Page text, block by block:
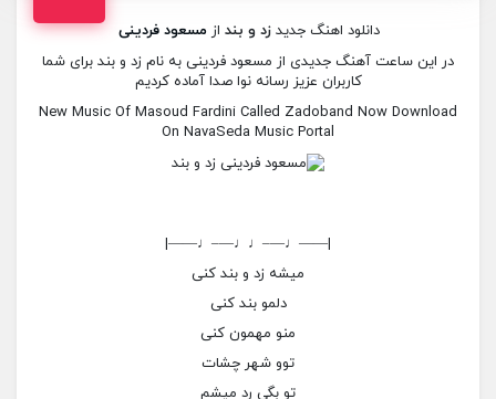
دانلود اهنگ جدید زد و بند از مسعود فردینی
در این ساعت آهنگ جدیدی از مسعود فردینی به نام زد و بند برای شما
کاربران عزیز رسانه نوا صدا آماده کردیم
New Music Of Masoud Fardini Called Zadoband Now Download
On NavaSeda Music Portal
|——♩—–♩♩—–♩——|
میشه زد و بند کنی
دلمو بند کنی
منو مهمون کنی
توو شهر چشات
تو بگی رد میشم